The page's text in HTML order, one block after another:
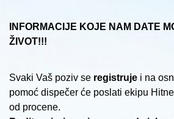
INFORMACIJE KOJE NAM DATE
ŽIVOT!!!
Svaki Vaš poziv se registruje i na
pomoć dispečer će poslati ekipu
od procene.